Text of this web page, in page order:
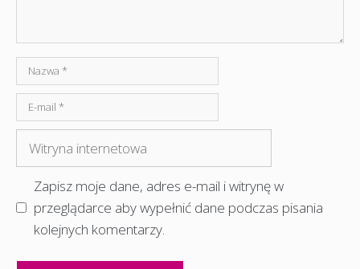
Nazwa
mail
internetowa
Zapisz moje dane, adres e-mail i witrynę w
przeglądarce aby wypełnić dane podczas pisania
kolejnych komentarzy.